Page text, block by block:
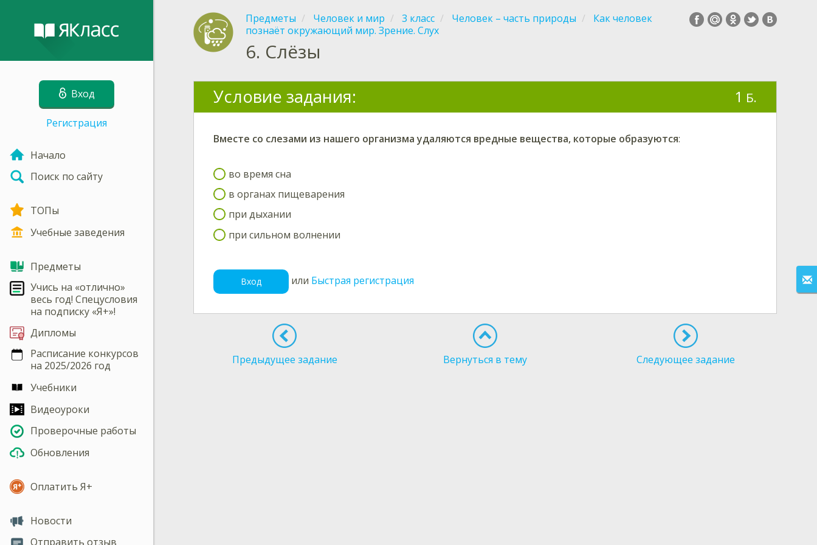
Вход
Регистрация
Начало
Поиск по сайту
ТОПы
Учебные заведения
Предметы
Учись на «отлично»
весь год! Спецусловия
на подписку «Я+»!
Дипломы
Расписание конкурсов
на 2025/2026 год
Учебники
Видеоуроки
Проверочные работы
Обновления
Оплатить Я+
Новости
Отправить отзыв
Предметы Человек и мир 3 класс Человек – часть природы
Как человек
познаёт окружающий мир. Зрение. Слух
6. Слёзы
Условие задания: 1 Б.
Вместе со слезами из нашего организма удаляются вредные вещества, которые образуются:
во время сна
в органах пищеварения
при дыхании
при сильном волнении
Вход или Быстрая регистрация
Предыдущее задание Вернуться в тему Следующее задание